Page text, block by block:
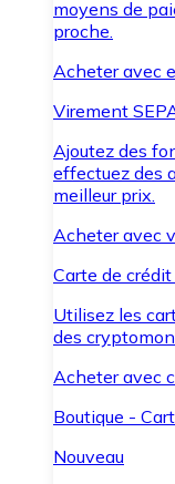
moyens de
proche.
Acheter avec
Virement
Ajoutez des
effectuez des
meilleur prix.
Acheter avec
Carte de
Utilisez les
des
Acheter avec
Boutique -
Nouveau